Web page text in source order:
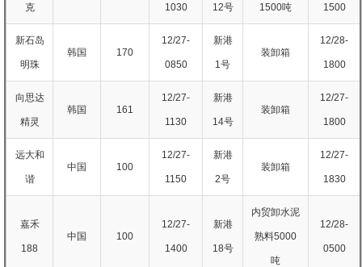
克 1030 12号 1500吨 1500
新石岛
明珠
韩国 170
12/27-
0850
新港
1号
装卸箱
12/28-
1800
向思达
精灵
韩国 161
12/27-
1130
新港
14号
装卸箱
12/27-
1800
远大和
谐
中国 100
12/27-
1150
新港
2号
装卸箱
12/27-
1830
嘉禾
188
中国 100
12/27-
1400
新港
18号
内贸卸水泥
熟料5000
吨
12/28-
0500